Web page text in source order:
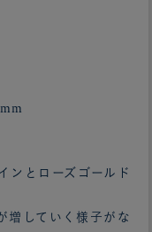
ンとローズゴールド
増していく様子がな